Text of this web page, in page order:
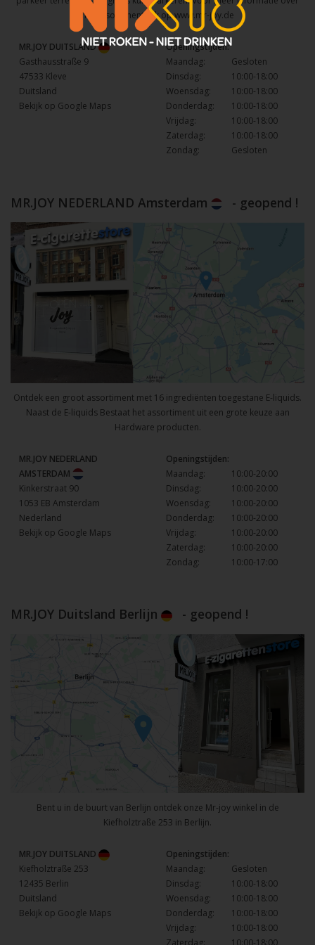
het assortiment kijk opwww.mr-joy.de
MR.JOY DUITSLAND
Gasthausstraße 9
47533 Kleve
Duitsland
Bekijk op Google Maps
Openingstijden:
Maandag:
Gesloten
Dinsdag:
10:00-18:00
Woensdag:
10:00-18:00
Donderdag:
10:00-18:00
Vrijdag:
10:00-18:00
Zaterdag:
10:00-18:00
Zondag:
Gesloten
MR.JOY NEDERLAND Amsterdam - geopend !
Ontdek een groot assortiment met 16 ingrediënten toegestane E-liquids.
Naast de E-liquids Bestaat het assortiment uit een grote keuze aan
Hardware producten.
MR.JOY NEDERLAND
AMSTERDAM
Kinkerstraat 90
1053 EB Amsterdam
Nederland
Bekijk op Google Maps
Openingstijden:
Maandag:
10:00-20:00
Dinsdag:
10:00-20:00
Woensdag:
10:00-20:00
Donderdag:
10:00-20:00
Vrijdag:
10:00-20:00
Zaterdag:
10:00-20:00
Zondag:
10:00-17:00
MR.JOY Duitsland Berlijn - geopend !
Bent u in de buurt van Berlijn ontdek onze Mr-joy winkel in de
Kiefholztraße 253 in Berlijn.
MR.JOY DUITSLAND
Kiefholztraße 253
12435 Berlin
Duitsland
Bekijk op Google Maps
Openingstijden:
Maandag:
Gesloten
Dinsdag:
10:00-18:00
Woensdag:
10:00-18:00
Donderdag:
10:00-18:00
Vrijdag:
10:00-18:00
Zaterdag:
10:00-18:00